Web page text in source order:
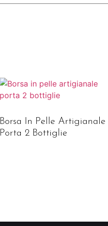
Borsa In Pelle Artigianale
Porta 2 Bottiglie